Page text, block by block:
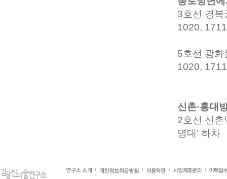
3호선 경복
1020,
5호선 광화
1020,
신촌·홍대
2호선 신촌
명대’ 하차